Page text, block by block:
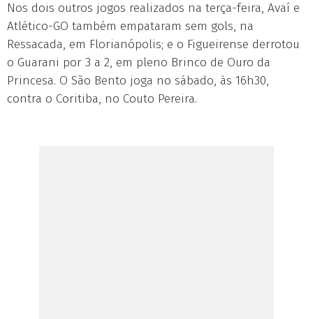
Nos dois outros jogos realizados na terça-feira, Avaí e
Atlético-GO também empataram sem gols, na
Ressacada, em Florianópolis; e o Figueirense derrotou
o Guarani por 3 a 2, em pleno Brinco de Ouro da
Princesa. O São Bento joga no sábado, às 16h30,
contra o Coritiba, no Couto Pereira.